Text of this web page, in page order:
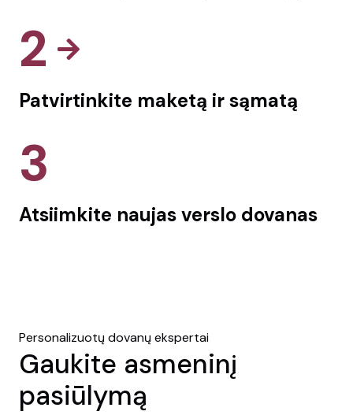
2
Patvirtinkite maketą ir sąmatą
3
Atsiimkite naujas verslo dovanas
Personalizuotų dovanų ekspertai
Gaukite asmeninį
pasiūlymą